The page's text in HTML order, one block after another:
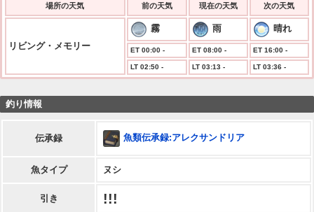
場所の天気 前の天気 現在の天気 次の天気
リビング・メモリー
霧 雨 晴れ
ET 00:00 - ET 08:00 - ET 16:00 -
LT 02:50 - LT 03:13 - LT 03:36 -
釣り情報
伝承録 魚類伝承録:アレクサンドリア
魚タイプ ヌシ
引き !!!